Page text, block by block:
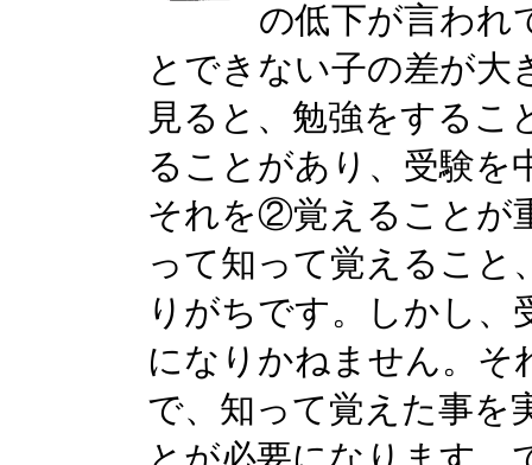
の低下が言われ
とできない子の差が大
見ると、勉強をする
ることがあり、受験を
それを②覚えることが
って知って覚えること
りがちです。しかし、
になりかねません。そ
で、知って覚えた事